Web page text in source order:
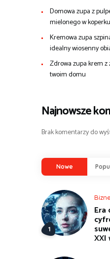
Domowa zupa z
mielonego w koperku
Kremowa zupa
idealny wiosenny
Zdrowa zupa krem
twoim domu
Najnowsze
Brak komentarzy do
Nowe
Era
XXI